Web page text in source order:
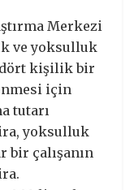
Merkezi
ve yoksulluk
dört kişilik bir
için
tutarı
yoksulluk
bir çalışanın